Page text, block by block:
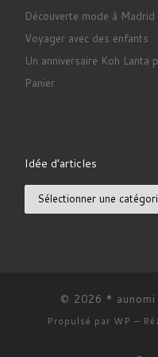
Découverte mode à Madrid
Voyager avec des enfants
Un anniversaire Koh
Panier
Idée d’articles
© 2026 *
Propulsé par WP –